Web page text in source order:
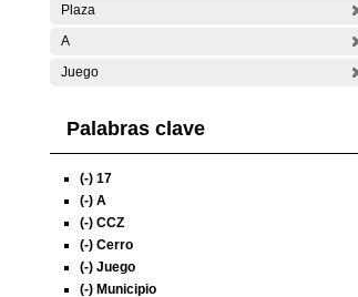
Plaza
A
Juego
Palabras clave
(-) 17
(-) A
(-) CCZ
(-) Cerro
(-) Juego
(-) Municipio